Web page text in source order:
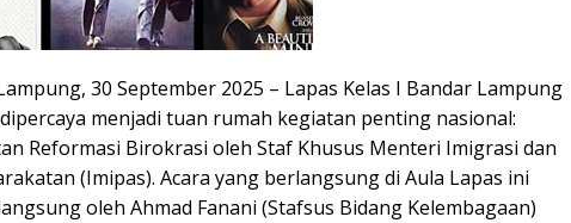
30 September 2025 – Lapas Kelas I Bandar Lampung
menjadi tuan rumah kegiatan penting nasional:
Reformasi Birokrasi oleh Staf Khusus Menteri Imigrasi dan
(Imipas). Acara yang berlangsung di Aula Lapas ini
oleh Ahmad Fanani (Stafsus Bidang Kelembagaan)